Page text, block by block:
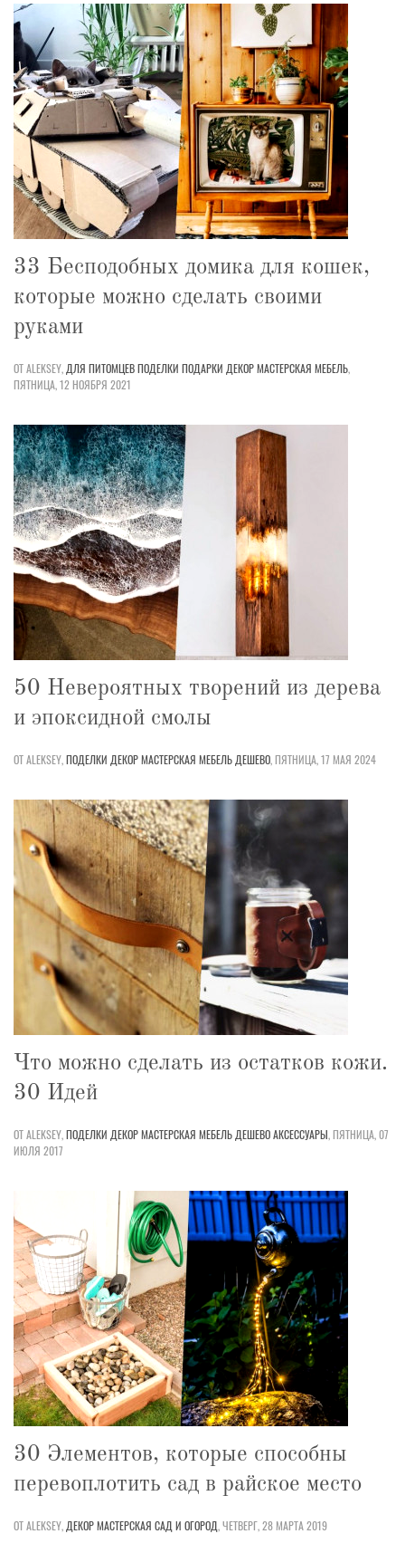
33 Бесподобных домика для кошек,
которые можно сделать своими
руками
ОТ ALEKSEY, ДЛЯ ПИТОМЦЕВПОДЕЛКИ ПОДАРКИ ДЕКОРМАСТЕРСКАЯ МЕБЕЛЬ,
ПЯТНИЦА, 12 НОЯБРЯ 2021
50 Невероятных творений из дерева
и эпоксидной смолы
ОТ ALEKSEY,ПОДЕЛКИ ДЕКОРМАСТЕРСКАЯ МЕБЕЛЬ ДЕШЕВО,ПЯТНИЦА, 17 МАЯ 2024
Что можно сделать из остатков кожи.
30 Идей
ОТ ALEKSEY,ПОДЕЛКИ ДЕКОРМАСТЕРСКАЯ МЕБЕЛЬ ДЕШЕВОАКСЕССУАРЫ,ПЯТНИЦА, 07
ИЮЛЯ 2017
30 Элементов, которые способны
перевоплотить сад в райское место
ОТ ALEKSEY, ДЕКОРМАСТЕРСКАЯ САД И ОГОРОД,ЧЕТВЕРГ, 28 МАРТА 2019